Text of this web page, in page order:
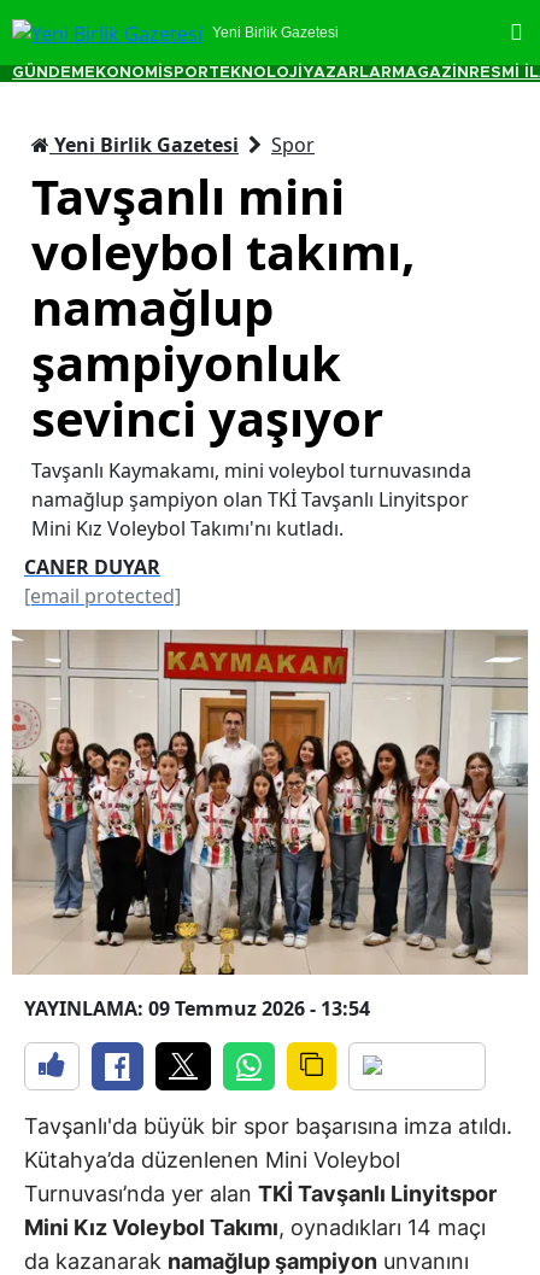
Yeni Birlik Gazetesi
GÜNDEM EKONOMİ SPORTEKNOLOJİ YAZARLAR MAGAZİN RESMİ
Yeni Birlik Gazetesi Spor
Tavşanlı mini
voleybol takımı,
namağlup
şampiyonluk
sevinci yaşıyor
Tavşanlı Kaymakamı, mini voleybol turnuvasında
namağlup şampiyon olan TKİ Tavşanlı Linyitspor
Mini Kız Voleybol Takımı'nı kutladı.
CANER DUYAR
[email protected]
YAYINLAMA: 09 Temmuz 2026 - 13:54
Tavşanlı'da büyük bir spor başarısına imza atıldı.
Kütahya’da düzenlenen Mini Voleybol
Turnuvası’nda yer alan TKİ Tavşanlı Linyitspor
Mini Kız Voleybol Takımı, oynadıkları 14 maçı
da kazanarak namağlup şampiyon unvanını